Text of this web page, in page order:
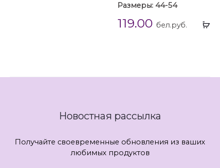
Размеры: 44-54
119.00 бел.руб.
Новостная рассылка
Получайте своевременные обновления из ваших
любимых продуктов